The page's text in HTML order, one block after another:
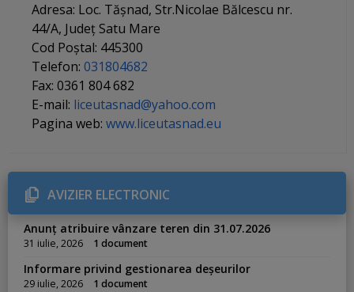
Adresa: Loc. Tășnad, Str.Nicolae Bălcescu nr.
44/A, Județ Satu Mare
Cod Poștal: 445300
Telefon: 031804682
Fax: 0361 804 682
E-mail: liceutasnad@yahoo.com
Pagina web: www.liceutasnad.eu
AVIZIER ELECTRONIC
Anunț atribuire vânzare teren din 31.07.2026
31 iulie, 2026 1 document
Informare privind gestionarea deșeurilor
29 iulie, 2026 1 document